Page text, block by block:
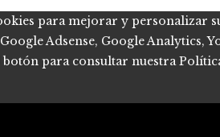
para mejorar y personalizar
Adsense, Google Analytics,
para consultar nuestra